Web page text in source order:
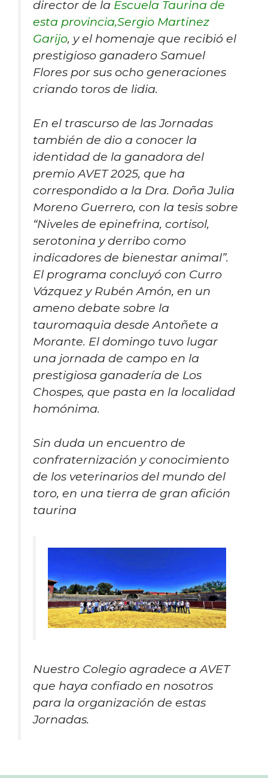
director de la Escuela Taurina de
esta provincia,Sergio Martinez
Garijo, y el homenaje que recibió el
prestigioso ganadero Samuel
Flores por sus ocho generaciones
criando toros de lidia.
En el trascurso de las Jornadas
también de dio a conocer la
identidad de la ganadora del
premio AVET 2025, que ha
correspondido a la Dra. Doña Julia
Moreno Guerrero, con la tesis sobre
“Niveles de epinefrina, cortisol,
serotonina y derribo como
indicadores de bienestar animal”.
El programa concluyó con Curro
Vázquez y Rubén Amón, en un
ameno debate sobre la
tauromaquia desde Antoñete a
Morante. El domingo tuvo lugar
una jornada de campo en la
prestigiosa ganadería de Los
Chospes, que pasta en la localidad
homónima.
Sin duda un encuentro de
confraternización y conocimiento
de los veterinarios del mundo del
toro, en una tierra de gran afición
taurina
Nuestro Colegio agradece a AVET
que haya confiado en nosotros
para la organización de estas
Jornadas.